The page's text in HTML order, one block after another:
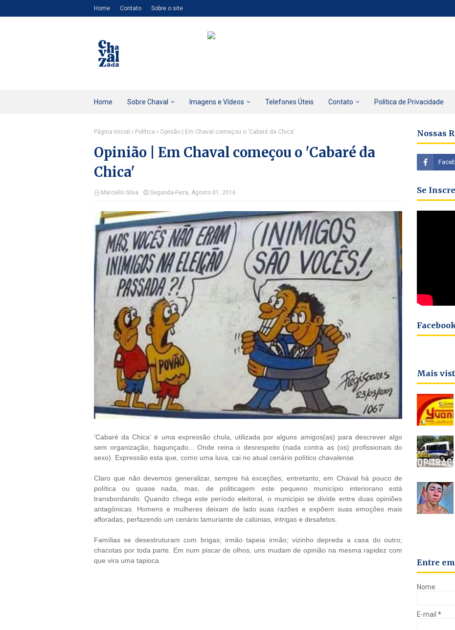
Home Contato Sobre o site
Home Sobre Chaval Imagens e Vídeos Telefones Úteis Contato Política de Privacidade
Página inicial Política Opinião | Em Chaval começou o 'Cabaré da Chica'
Opinião | Em Chaval começou o 'Cabaré da
Chica'
Marcello Silva Segunda-Feira, Agosto 01, 2016
'Cabaré da Chica' é uma expressão chula, utilizada por alguns amigos(as) para descrever algo
sem organização, bagunçado... Onde reina o desrespeito (nada contra as (os) profissionais do
sexo). Expressão esta que, como uma luva, cai no atual cenário político chavalense.
Claro que não devemos generalizar, sempre há exceções, entretanto, em Chaval há pouco de
política ou quase nada, mas, de politicagem este pequeno município interiorano está
transbordando. Quando chega este período eleitoral, o município se divide entre duas opiniões
antagônicas. Homens e mulheres deixam de lado suas razões e expõem suas emoções mais
afloradas, perfazendo um cenário lamuriante de calúnias, intrigas e desafetos.
Famílias se desestruturam com brigas; irmão tapeia irmão; vizinho depreda a casa do outro;
chacotas por toda parte. Em num piscar de olhos, uns mudam de opinião na mesma rapidez com
que vira uma tapioca
Nossas
Se
Mais
Entre
Nome
E-mail *